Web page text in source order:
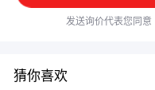
发送询价代表您同意
猜你喜欢